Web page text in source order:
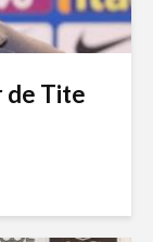
de Tite